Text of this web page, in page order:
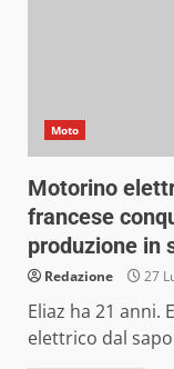
Moto
Motorino
francese
produzione in
Redazione 27
Eliaz ha 21 anni.
elettrico dal